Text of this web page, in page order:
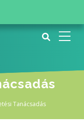
és
Tanácsadás